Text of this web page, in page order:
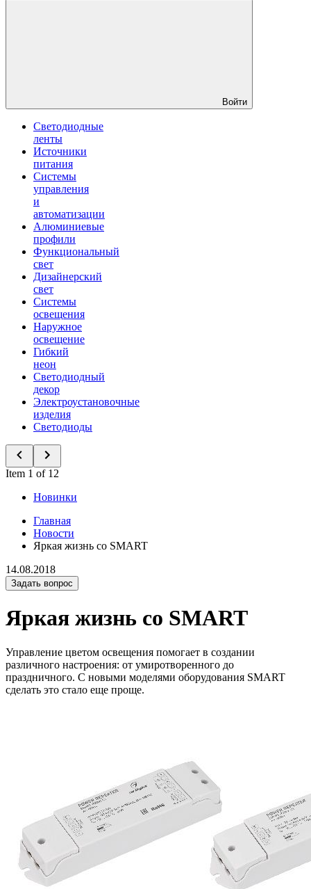
Войти
Светодиодные
ленты
Источники
питания
Системы
управления
и
автоматизации
Алюминиевые
профили
Функциональный
свет
Дизайнерский
свет
Системы
освещения
Наружное
освещение
Гибкий
неон
Светодиодный
декор
Электроустановочные
изделия
Светодиоды
Item 1 of 12
Новинки
Главная
Новости
Яркая жизнь со SMART
14.08.2018
Задать вопрос
Яркая жизнь со SMART
Управление цветом освещения помогает в создании
различного настроения: от умиротворенного до
праздничного. С новыми моделями оборудования SMART
сделать это стало еще проще.